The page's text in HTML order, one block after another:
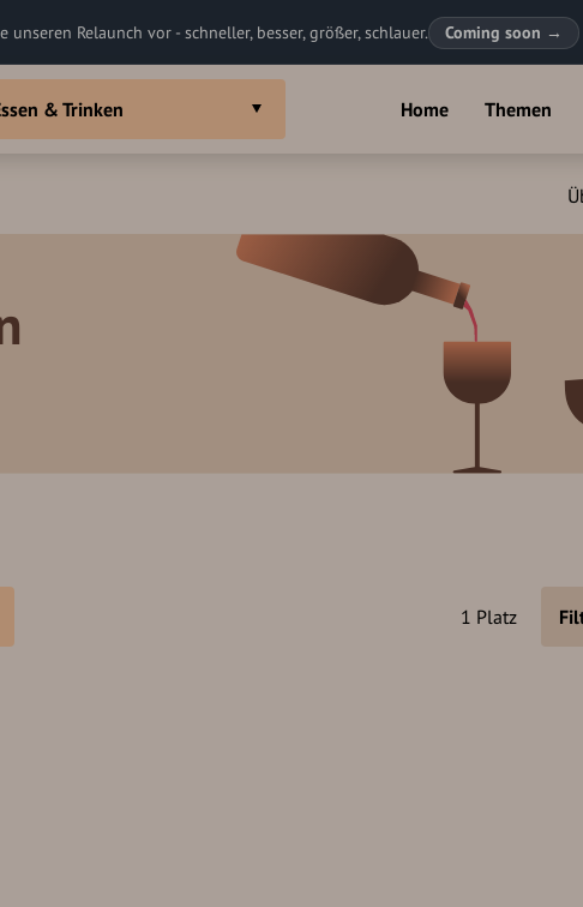
unseren Relaunch vor - schneller, besser, größer, schlauer. Coming soon →
Home Themen
& Trinken
1 Platz